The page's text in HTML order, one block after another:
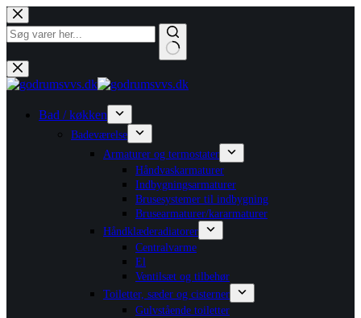
Fortsæt
til
indhold
Ingen
resultater
Bad / køkken
Badeværelse
Armaturer og termostater
Håndvaskarmaturer
Indbygningsarmaturer
Brusesystemer til indbygning
Brusearmaturer/kararmaturer
Håndklæderadiatorer
Centralvarme
El
Ventilsæt og tilbehør
Toiletter, sæder og cisterner
Gulvstående toiletter